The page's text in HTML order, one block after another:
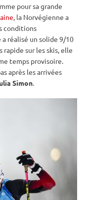
pour sa grande
, la Norvégienne a
conditions
a réalisé un solide 9/10
sur les skis, elle
temps provisoire.
après les arrivées
Simon.